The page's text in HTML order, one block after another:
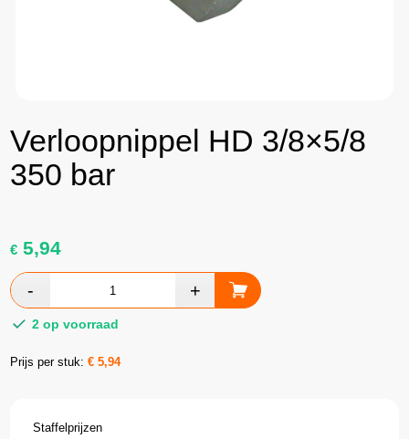
Verloopnippel HD 3/8×5/8
350 bar
€ 5,94
2 op voorraad
Prijs per stuk:€5,94
Staffelprijzen